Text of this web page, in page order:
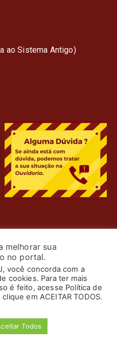
ao Sistema Antigo)
Militar do Estado do Rio de
Desenvolvimento
ASTI.
melhorar sua
no portal.
você concorda com a
cookies. Para ter mais
é feito, acesse Política de
em ACEITAR TODOS.
Todos